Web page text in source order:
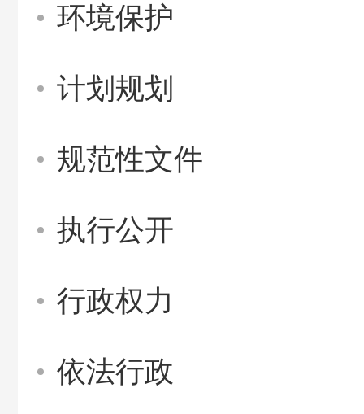
环境保护
计划规划
规范性文件
执行公开
行政权力
依法行政